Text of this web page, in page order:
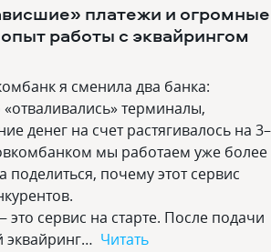
платежи и огромные
работы с эквайрингом
я сменила два банка:
терминалы,
денег на счет растягивалось на 3–
мы работаем уже более
поделиться, почему этот сервис
сервис на старте. После подачи
эквайринг… Читать